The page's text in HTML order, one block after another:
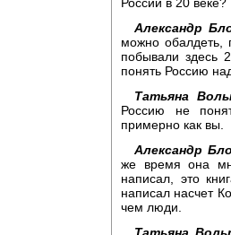
Александр
можно
побывали здесь
понять Россию
Татьяна
Россию не
примерно как вы.
Александр
же время она
написал, это
написал насчет
чем люди.
Татьяна